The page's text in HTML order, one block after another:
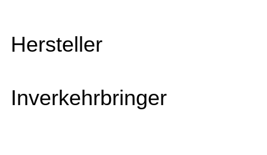
Hersteller
Inverkehrbringer